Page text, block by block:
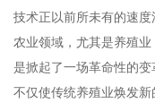
技术正以前所未有的速
农业领域，尤其是养殖
是掀起了一场革命性的变
不仅使传统养殖业焕发